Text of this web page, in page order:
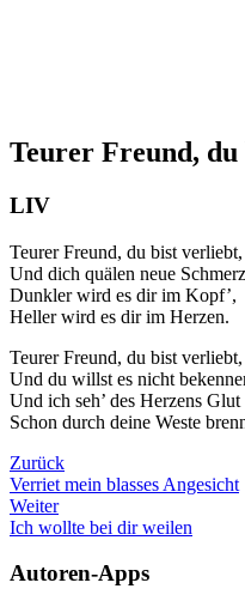
Teurer Freund,
LIV
Teurer Freund, du bist verliebt,
Und dich quälen neue
Dunkler wird es dir im Kopf’,
Heller wird es dir im Herzen.
Teurer Freund, du bist verliebt,
Und du willst es nicht
Und ich seh’ des Herzens Glut
Schon durch deine Weste
Zurück
Verriet mein blasses Angesicht
Weiter
Ich wollte bei dir weilen
Autoren-Apps